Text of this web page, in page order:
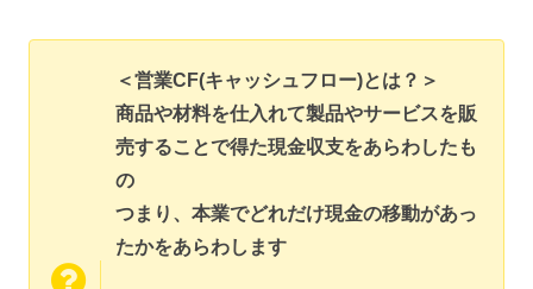
＜営業CF(キャッシュフロー)とは？＞
商品や材料を仕入れて製品やサービスを販
売することで得た現金収支をあらわしたも
の
つまり、本業でどれだけ現金の移動があっ
たかをあらわします